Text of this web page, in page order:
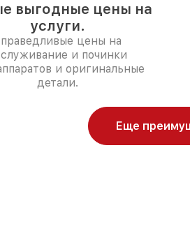
выгодные цены на
услуги.
цены на
и починки
и оригинальные
детали.
Еще